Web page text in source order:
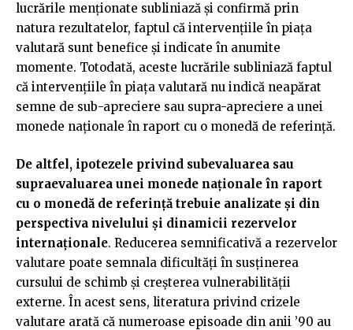
lucrările menționate subliniază și confirmă prin
natura rezultatelor, faptul că intervențiile în piața
valutară sunt benefice și indicate în anumite
momente. Totodată, aceste lucrările subliniază faptul
că intervențiile în piața valutară nu indică neapărat
semne de sub-apreciere sau supra-apreciere a unei
monede naționale în raport cu o monedă de referință.
De altfel, ipotezele privind subevaluarea sau
supraevaluarea unei monede naționale în raport
cu o monedă de referință trebuie analizate și din
perspectiva nivelului și dinamicii rezervelor
internaționale. Reducerea semnificativă a rezervelor
valutare poate semnala dificultăți în susținerea
cursului de schimb și creșterea vulnerabilității
externe. În acest sens, literatura privind crizele
valutare arată că numeroase episoade din anii ’90 au